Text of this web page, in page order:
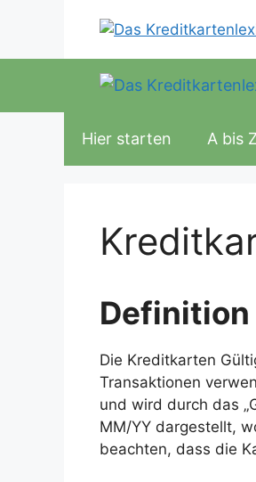
springen
Hier starten A bis Z
Die Kreditkarten
Transaktionen
und wird durch das
MM/YY dargestellt,
beachten, dass die